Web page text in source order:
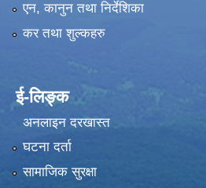
एन, कानुन तथा निर्देशिका
कर तथा शुल्कहरु
ई-लिङ्क
अनलाइन दरखास्त
घटना दर्ता
सामाजिक सुरक्षा